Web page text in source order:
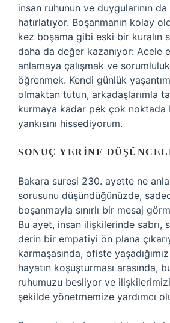
insan ruhunun ve duygularının
hatırlatıyor. Boşanmanın kolay
kez boşama gibi eski bir kuralın
daha da değer kazanıyor: Acele
anlamaya çalışmak ve
öğrenmek. Kendi günlük
olmaktan tutun, arkadaşlarımla
kurmaya kadar pek çok noktada
yankısını hissediyorum.
SONUÇ YERINE
Bakara suresi 230. ayette ne
sorusunu düşündüğünüzde,
boşanmayla sınırlı bir mesaj
Bu ayet, insan ilişkilerinde sabrı,
derin bir empatiyi ön plana
karmaşasında, ofiste
hayatın koşuşturması arasında,
ruhumuzu besliyor ve
şekilde yönetmemize yardımcı